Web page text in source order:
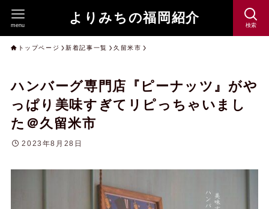
よりみちの福岡紹介 検索
menu
トップページ 新着記事一覧 久留米市
ハンバーグ専門店『ピーナッツ』がや
っぱり美味すぎてリピっちゃいまし
た＠久留米市
2023年8月28日